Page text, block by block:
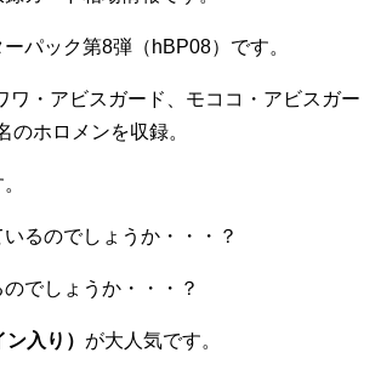
パック第8弾（hBP08）です。
ワ・アビスガード、モココ・アビスガー
のホロメンを収録。
るのでしょうか・・・？
でしょうか・・・？
入り） が大人気です。